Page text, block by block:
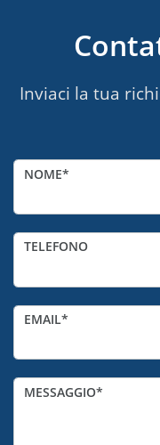
Inviaci la tua
NOME
TELEFONO
EMAIL
MESSAGGIO